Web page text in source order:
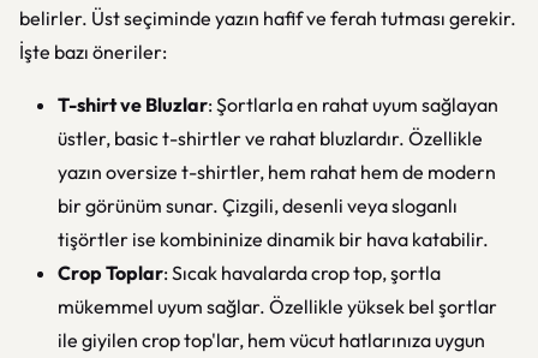
belirler. Üst seçiminde yazın hafif ve ferah tutması gerekir.
İşte bazı öneriler:
T-shirt ve Bluzlar: Şortlarla en rahat uyum sağlayan
üstler, basic t-shirtler ve rahat bluzlardır. Özellikle
yazın oversize t-shirtler, hem rahat hem de modern
bir görünüm sunar. Çizgili, desenli veya sloganlı
tişörtler ise kombininize dinamik bir hava katabilir.
Crop Toplar: Sıcak havalarda crop top, şortla
mükemmel uyum sağlar. Özellikle yüksek bel şortlar
ile giyilen crop top'lar, hem vücut hatlarınıza uygun